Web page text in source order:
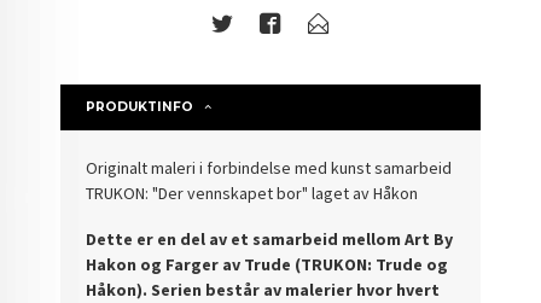
PRODUKTINFO
Originalt maleri i forbindelse med kunst samarbeid
TRUKON: "Der vennskapet bor" laget av Håkon
Dette er en del av et samarbeid mellom Art By
Hakon og Farger av Trude (TRUKON: Trude og
Håkon). Serien består av malerier hvor hvert